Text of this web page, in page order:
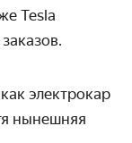
Tesla
электрокар
нынешняя